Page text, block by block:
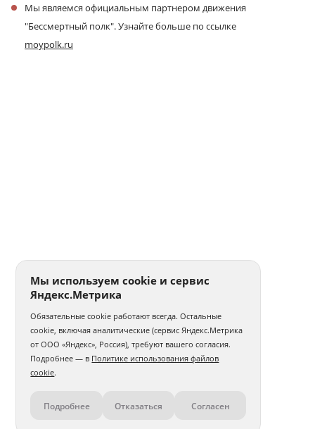
Мы являемся официальным партнером движения
"Бессмертный полк". Узнайте больше по ссылке
moypolk.ru
Контакты
Мы используем cookie и сервис
Яндекс.Метрика
Обязательные cookie работают всегда. Остальные
cookie, включая аналитические (сервис Яндекс.Метрика
от ООО «Яндекс», Россия), требуют вашего согласия.
Подробнее — в Политике использования файлов
cookie.
Подробнее Отказаться Согласен